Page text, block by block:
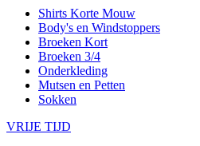
Shirts Korte Mouw
Body's en Windstoppers
Broeken Kort
Broeken 3/4
Onderkleding
Mutsen en Petten
Sokken
VRIJE TIJD